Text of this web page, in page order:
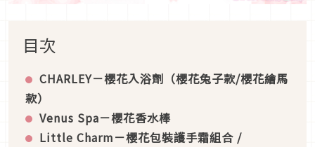
目次
CHARLEY－櫻花入浴劑（櫻花兔子款/櫻花繪馬
款）
Venus Spa－櫻花香水棒
Little Charm－櫻花包裝護手霜組合 /